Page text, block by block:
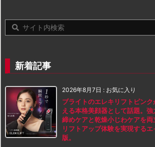
新着記事
2026年8月7日 : お気に入り
ブライトのエレキリフトピン
える本格美顔器として話題。
締めケアと乾燥小じわケアを
リフトアップ体験を実現する
版。